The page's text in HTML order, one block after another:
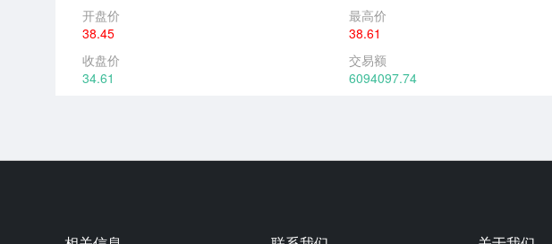
开盘价
38.45
最高价
38.61
收盘价
34.61
交易额
6094097.74